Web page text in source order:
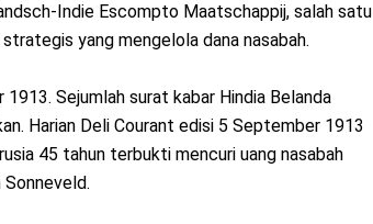
Indie Escompto Maatschappij, salah satu
yang mengelola dana nasabah.
Sejumlah surat kabar Hindia Belanda
Harian Deli Courant edisi 5 September 1913
45 tahun terbukti mencuri uang nasabah